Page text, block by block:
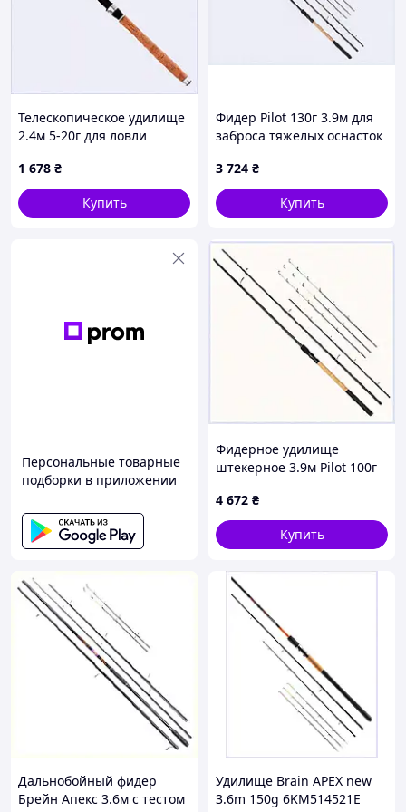
Возможна
доставка другой
операторам.
Телескопическое удилище
2.4м 5-20г для ловли
1 678 ₴
Купить
Фидер Pilot 130г 3.9м для
заброса тяжелых оснасток
3 724 ₴
Купить
Персональные товарные
подборки в приложении
Фидерное удилище
штекерное 3.9м Pilot 100г
4 672 ₴
Купить
Дальнобойный фидер
Брейн Апекс 3.6м с тестом
Удилище Brain APEX new
3.6m 150g 6KM514521E